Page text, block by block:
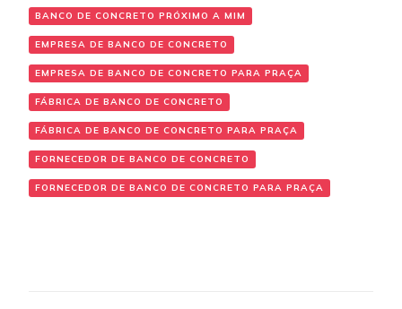
BANCO DE CONCRETO PRÓXIMO A MIM
EMPRESA DE BANCO DE CONCRETO
EMPRESA DE BANCO DE CONCRETO PARA PRAÇA
FÁBRICA DE BANCO DE CONCRETO
FÁBRICA DE BANCO DE CONCRETO PARA PRAÇA
FORNECEDOR DE BANCO DE CONCRETO
FORNECEDOR DE BANCO DE CONCRETO PARA PRAÇA